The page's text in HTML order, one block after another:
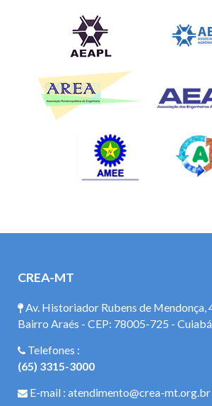
CREA-MT
Av. Historiador Rubens de Mendonça,
Bairro Araés - CEP: 78005-725 -
Telefones :
(65) 3315-3000
E-mail : atendimento@crea-mt.org.br